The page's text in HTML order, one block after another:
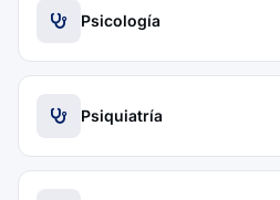
Psicología
Psiquiatría